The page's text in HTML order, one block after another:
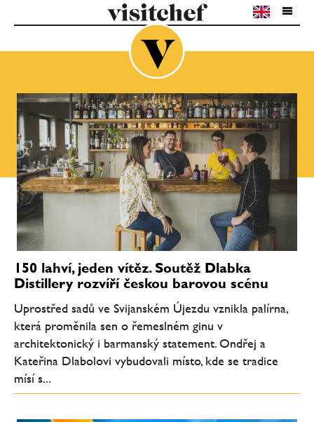
150 lahví, jeden vítěz. Soutěž Dlabka
Distillery rozvíří českou barovou scénu
Uprostřed sadů ve Svijanském Újezdu vznikla palírna,
která proměnila sen o řemeslném ginu v
architektonický i barmanský statement. Ondřej a
Kateřina Dlabolovi vybudovali místo, kde se tradice
mísí s...